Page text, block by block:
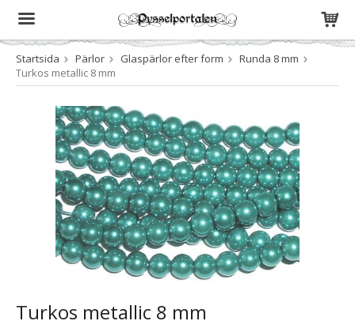
Produkten har blivit tillagd i varukorgen
Startsida Pärlor Glaspärlor efter form
Runda 8 mm
Turkos metallic 8 mm
Turkos metallic 8 mm